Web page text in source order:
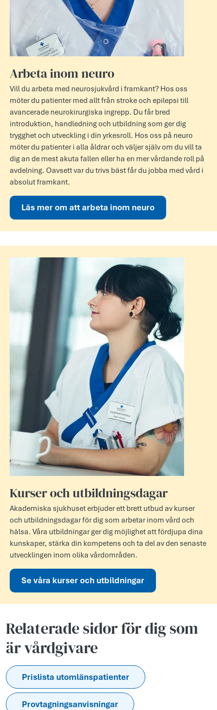
Arbeta inom neuro
Vill du arbeta med neurosjukvård i framkant? Hos oss
möter du patienter med allt från stroke och epilepsi till
avancerade neurokirurgiska ingrepp. Du får bred
introduktion, handledning och utbildning som ger dig
trygghet och utveckling i din yrkesroll. Hos oss på neuro
möter du patient­er i alla åldr­ar och välj­er själv om du vill ta
dig an de mest akuta fall­en eller ha en mer vård­an­de roll på
avd­eln­ing. Oavs­ett var du trivs bäst får du jobba med vård i
abs­olut framk­ant.
Läs mer om att arbeta inom neuro
Kurser och utbildningsdagar
Akademiska sjukhuset erbjuder ett brett utbud av kurser
och utbildningsdagar för dig som arbetar inom vård och
hälsa. Våra utbildningar ger dig möjlighet att fördjupa dina
kunskaper, stärka din kompetens och ta del av den senaste
utvecklingen inom olika vårdområden.
Se våra kurser och utbildningar
Relaterade sidor för dig som
är vårdgivare
Prislista utomlänspatienter
Provtagningsanvisningar